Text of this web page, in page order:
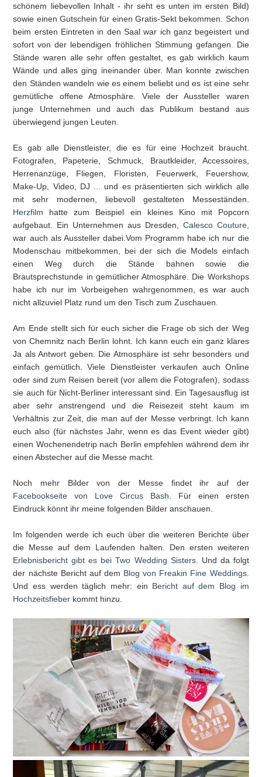
schönem liebevollen Inhalt - ihr seht es unten im ersten Bild)
sowie einen Gutschein für einen Gratis-Sekt bekommen. Schon
beim ersten Eintreten in den Saal war ich ganz begeistert und
sofort von der lebendigen fröhlichen Stimmung gefangen. Die
Stände waren alle sehr offen gestaltet, es gab wirklich kaum
Wände und alles ging ineinander über. Man konnte zwischen
den Ständen wandeln wie es einem beliebt und es ist eine sehr
gemütliche offene Atmosphäre. Viele der Aussteller waren
junge Unternehmen und auch das Publikum bestand aus
überwiegend jungen Leuten.
Es gab alle Dienstleister, die es für eine Hochzeit braucht.
Fotografen, Papeterie, Schmuck, Brautkleider, Accessoires,
Herrenanzüge, Fliegen, Floristen, Feuerwerk, Feuershow,
Make-Up, Video, DJ ... und es präsentierten sich wirklich alle
mit sehr modernen, liebevoll gestalteten Messeständen.
Herzfilm hatte zum Beispiel ein kleines Kino mit Popcorn
aufgebaut. Ein Unternehmen aus Dresden, Calesco Couture,
war auch als Aussteller dabei.Vom Programm habe ich nur die
Modenschau mitbekommen, bei der sich die Models einfach
einen Weg durch die Stände bahnen sowie die
Brautsprechstunde in gemütlicher Atmosphäre. Die Workshops
habe ich nur im Vorbeigehen wahrgenommen, es war auch
nicht allzuviel Platz rund um den Tisch zum Zuschauen.
Am Ende stellt sich für euch sicher die Frage ob sich der Weg
von Chemnitz nach Berlin lohnt. Ich kann euch ein ganz klares
Ja als Antwort geben. Die Atmosphäre ist sehr besonders und
einfach gemütlich. Viele Dienstleister verkaufen auch Online
oder sind zum Reisen bereit (vor allem die Fotografen), sodass
sie auch für Nicht-Berliner interessant sind. Ein Tagesausflug ist
aber sehr anstrengend und die Reisezeit steht kaum im
Verhältnis zur Zeit, die man auf der Messe verbringt. Ich kann
euch also (für nächstes Jahr, wenn es das Event wieder gibt)
einen Wochenendetrip nach Berlin empfehlen während dem ihr
einen Abstecher auf die Messe macht.
Noch mehr Bilder von der Messe findet ihr auf der
Facebookseite von Love Circus Bash . Für einen ersten
Eindruck könnt ihr meine folgenden Bilder anschauen.
Im folgenden werde ich euch über die weiteren Berichte über
die Messe auf dem Laufenden halten. Den ersten weiteren
Erlebnisbericht gibt es bei Two Wedding Sisters. Und da folgt
der nächste Bericht auf dem Blog von Freakin Fine Weddings.
Und ess werden täglich mehr: ein Bericht auf dem Blog im
Hochzeitsfieber kommt hinzu.